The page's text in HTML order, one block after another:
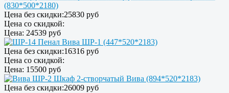
(830*500*2180)
Цена без скидки:25830 руб
Цена со скидкой:
Цена: 24539 руб
Пенал Вива ШР-1 (447*520*2183)
Цена без скидки:16316 руб
Цена со скидкой:
Цена: 15500 руб
Шкаф 2-створчатый Вива (894*520*2183)
Цена без скидки:26009 руб